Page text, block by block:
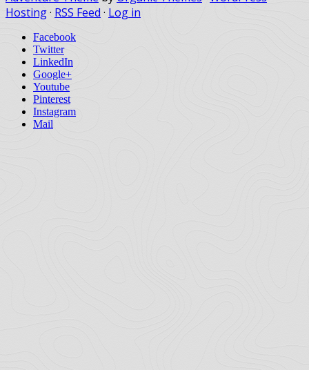
Posted on August 23, 2010
Comment
… 13 14 15
Copyright © 2026 · All Rights Reserved · ViaMalina
Adventure Theme
Hosting·